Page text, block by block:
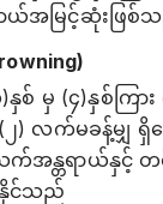
ယ်အမြင့်ဆုံးဖြစ်
စ် မှ (၄)နှစ်ကြာ
) လက်မခန့်မျှ ရှိသ
က်အန္တရာယ်နှင့်
နိုင်သည်